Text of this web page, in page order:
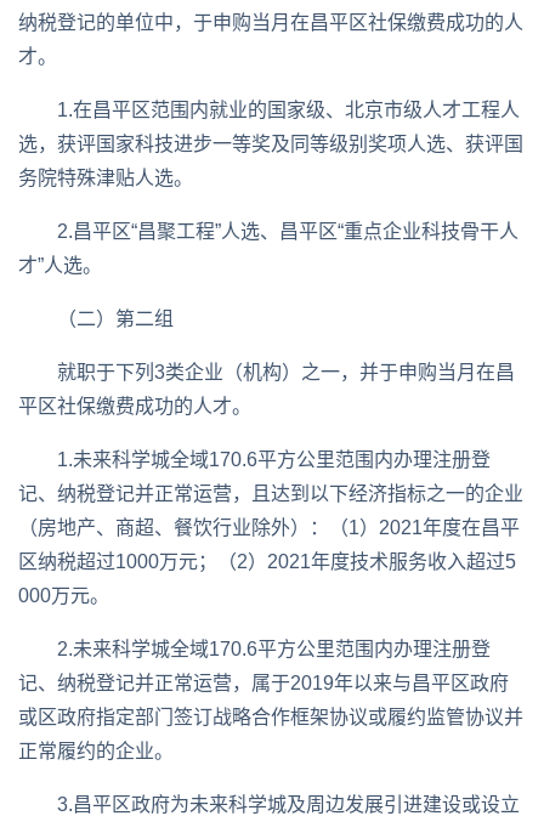
纳税登记的单位中，于申购当月在昌平区社保缴费成功的人
才。
1.在昌平区范围内就业的国家级、北京市级人才工程人
选，获评国家科技进步一等奖及同等级别奖项人选、获评国
务院特殊津贴人选。
2.昌平区“昌聚工程”人选、昌平区“重点企业科技骨干人
才”人选。
（二）第二组
就职于下列3类企业（机构）之一，并于申购当月在昌
平区社保缴费成功的人才。
1.未来科学城全域170.6平方公里范围内办理注册登
记、纳税登记并正常运营，且达到以下经济指标之一的企业
（房地产、商超、餐饮行业除外）：（1）2021年度在昌平
区纳税超过1000万元；（2）2021年度技术服务收入超过5
000万元。
2.未来科学城全域170.6平方公里范围内办理注册登
记、纳税登记并正常运营，属于2019年以来与昌平区政府
或区政府指定部门签订战略合作框架协议或履约监管协议并
正常履约的企业。
3.昌平区政府为未来科学城及周边发展引进建设或设立